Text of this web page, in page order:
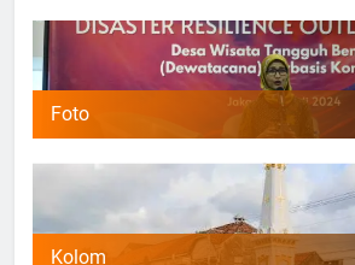
Foto
Kolom